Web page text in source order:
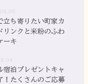
立ち寄りたい町家カ
リンクと米粉のふわ
ーキ
宿泊プレゼントキャ
！たくさんのご応募